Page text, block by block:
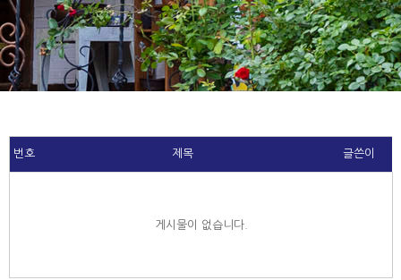
번호 제목 글쓴이
게시물이 없습니다.